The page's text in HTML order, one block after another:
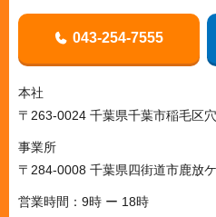
043-254-7555
本社
〒263-0024 千葉県千葉市稲毛区
事業所
〒284-0008 千葉県四街道市鹿放
営業時間：9時 ー 18時